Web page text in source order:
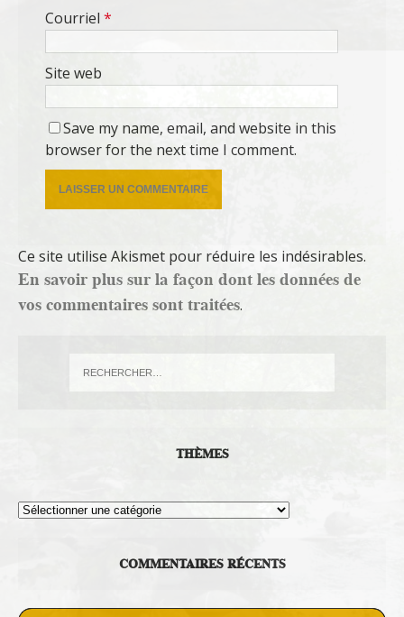
Courriel *
Site web
Save my name, email, and website in this
browser for the next time I comment.
Ce site utilise Akismet pour réduire les indésirables.
En savoir plus sur la façon dont les données de
vos commentaires sont traitées.
THÈMES
Thèmes
COMMENTAIRES RÉCENTS